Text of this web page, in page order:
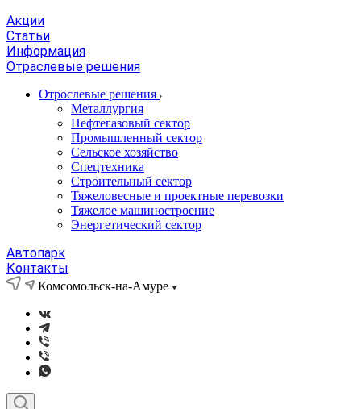
Акции
Статьи
Информация
Отраслевые решения
Отрослевые решения
Металлургия
Нефтегазовый сектор
Промышленный сектор
Сельское хозяйство
Спецтехника
Строительный сектор
Тяжеловесные и проектные перевозки
Тяжелое машиностроение
Энергетический сектор
Автопарк
Контакты
Комсомольск-на-Амуре